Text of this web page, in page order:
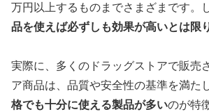
万円以上するものまでさまざまです。
品を使えば必ずしも効果が高いとは限
実際に、多くのドラッグストアで販売
ア商品は、品質や安全性の基準を満た
格でも十分に使える製品が多いのが特